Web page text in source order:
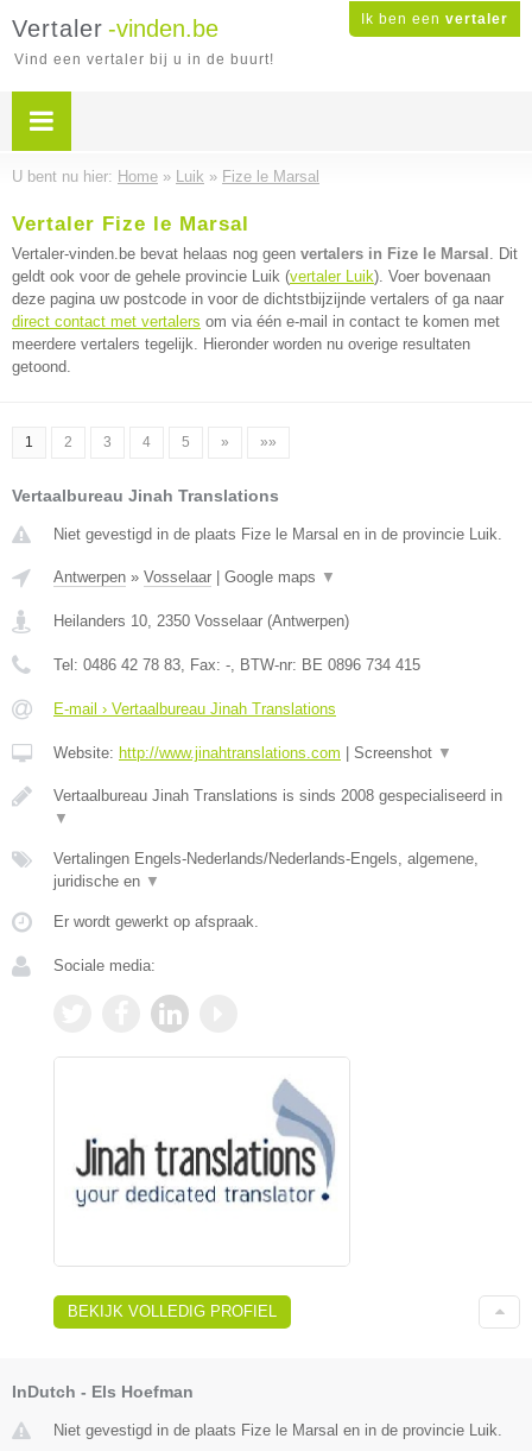
Ik ben een vertaler
Vertaler -vinden.be
Vind een vertaler bij u in de buurt!
U bent nu hier: Home » Luik » Fize le Marsal
Vertaler Fize le Marsal
Vertaler-vinden.be bevat helaas nog geen vertalers in Fize le Marsal . Dit
geldt ook voor de gehele provincie Luik (vertaler Luik). Voer bovenaan
deze pagina uw postcode in voor de dichtstbijzijnde vertalers of ga naar
direct contact met vertalers om via één e-mail in contact te komen met
meerdere vertalers tegelijk. Hieronder worden nu overige resultaten
getoond.
1 2 3 4 5 » »»
Vertaalbureau Jinah Translations
Niet gevestigd in de plaats Fize le Marsal en in de provincie Luik.
Antwerpen » Vosselaar Google maps ▼
Heilanders 10, 2350 Vosselaar (Antwerpen)
Tel: 0486 42 78 83, Fax: -, BTW-nr: BE 0896 734 415
E-mail › Vertaalbureau Jinah Translations
Website: http://www.jinahtranslations.com Screenshot ▼
Vertaalbureau Jinah Translations is sinds 2008 gespecialiseerd in
▼
Vertalingen Engels-Nederlands/Nederlands-Engels, algemene,
juridische en ▼
Er wordt gewerkt op afspraak.
Sociale media:
BEKIJK VOLLEDIG PROFIEL
InDutch - Els Hoefman
Niet gevestigd in de plaats Fize le Marsal en in de provincie Luik.